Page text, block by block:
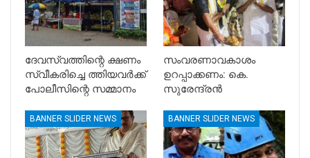
ദേവസ്വത്തിന്റെ ക്ഷണം
സ്വീകരിച്ചെ ത്തിയവർക്ക്
പോലീസിന്റെ സമ്മാനം
സംവരണാവകാശം
ഉറപ്പാക്കണം: കെ.
സുരേന്ദ്രൻ
BANNER SLIDER NEWS BANNER SLIDER NEWS